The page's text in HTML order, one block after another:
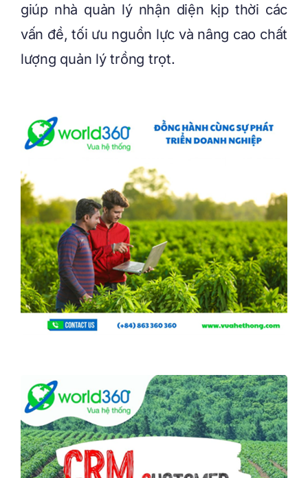
giúp nhà quản lý nhận diện kịp thời các
vấn đề, tối ưu nguồn lực và nâng cao chất
lượng quản lý trồng trọt.